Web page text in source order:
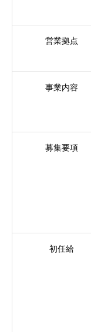
営業拠点
事業内容
募集要項
初任給